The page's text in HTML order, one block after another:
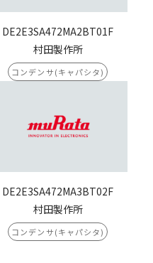
DE2E3SA472MA2BT01F
村田製作所
コンデンサ(キャパシタ)
DE2E3SA472MA3BT02F
村田製作所
コンデンサ(キャパシタ)